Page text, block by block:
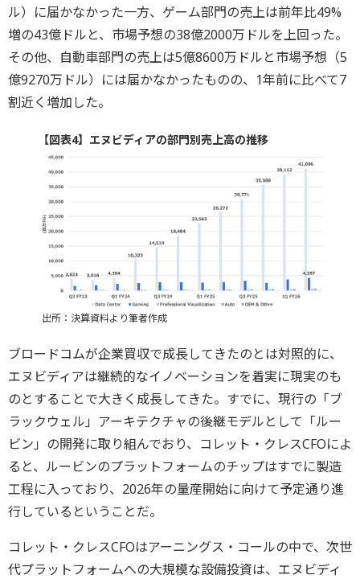
ル）に届かなかった一方、ゲーム部門の売上は前年比49%
増の43億ドルと、市場予想の38億2000万ドルを上回った。
その他、自動車部門の売上は5億8600万ドルと市場予想（5
億9270万ドル）には届かなかったものの、1年前に比べて7
割近く増加した。
【図表4】エヌビディアの部門別売上高の推移
出所：決算資料より筆者作成
ブロードコムが企業買収で成長してきたのとは対照的に、
エヌビディアは継続的なイノベーションを着実に現実のも
のとすることで大きく成長してきた。すでに、現行の「ブ
ラックウェル」アーキテクチャの後継モデルとして「ルー
ビン」の開発に取り組んでおり、コレット・クレスCFOによ
ると、ルービンのプラットフォームのチップはすでに製造
工程に入っており、2026年の量産開始に向けて予定通り進
行しているということだ。
コレット・クレスCFOはアーニングス・コールの中で、次世
代プラットフォームへの大規模な設備投資は、エヌビディ